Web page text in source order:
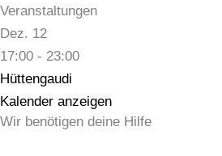
Veranstaltungen
Dez. 12
17:00 - 23:00
Hüttengaudi
Kalender anzeigen
Wir benötigen deine Hilfe